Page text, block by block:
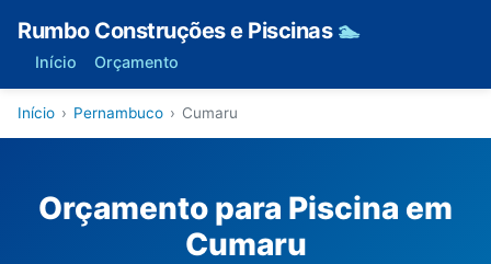
Rumbo Construções e Piscinas 🏊
Início Orçamento
Início › Pernambuco › Cumaru
Orçamento para Piscina em
Cumaru